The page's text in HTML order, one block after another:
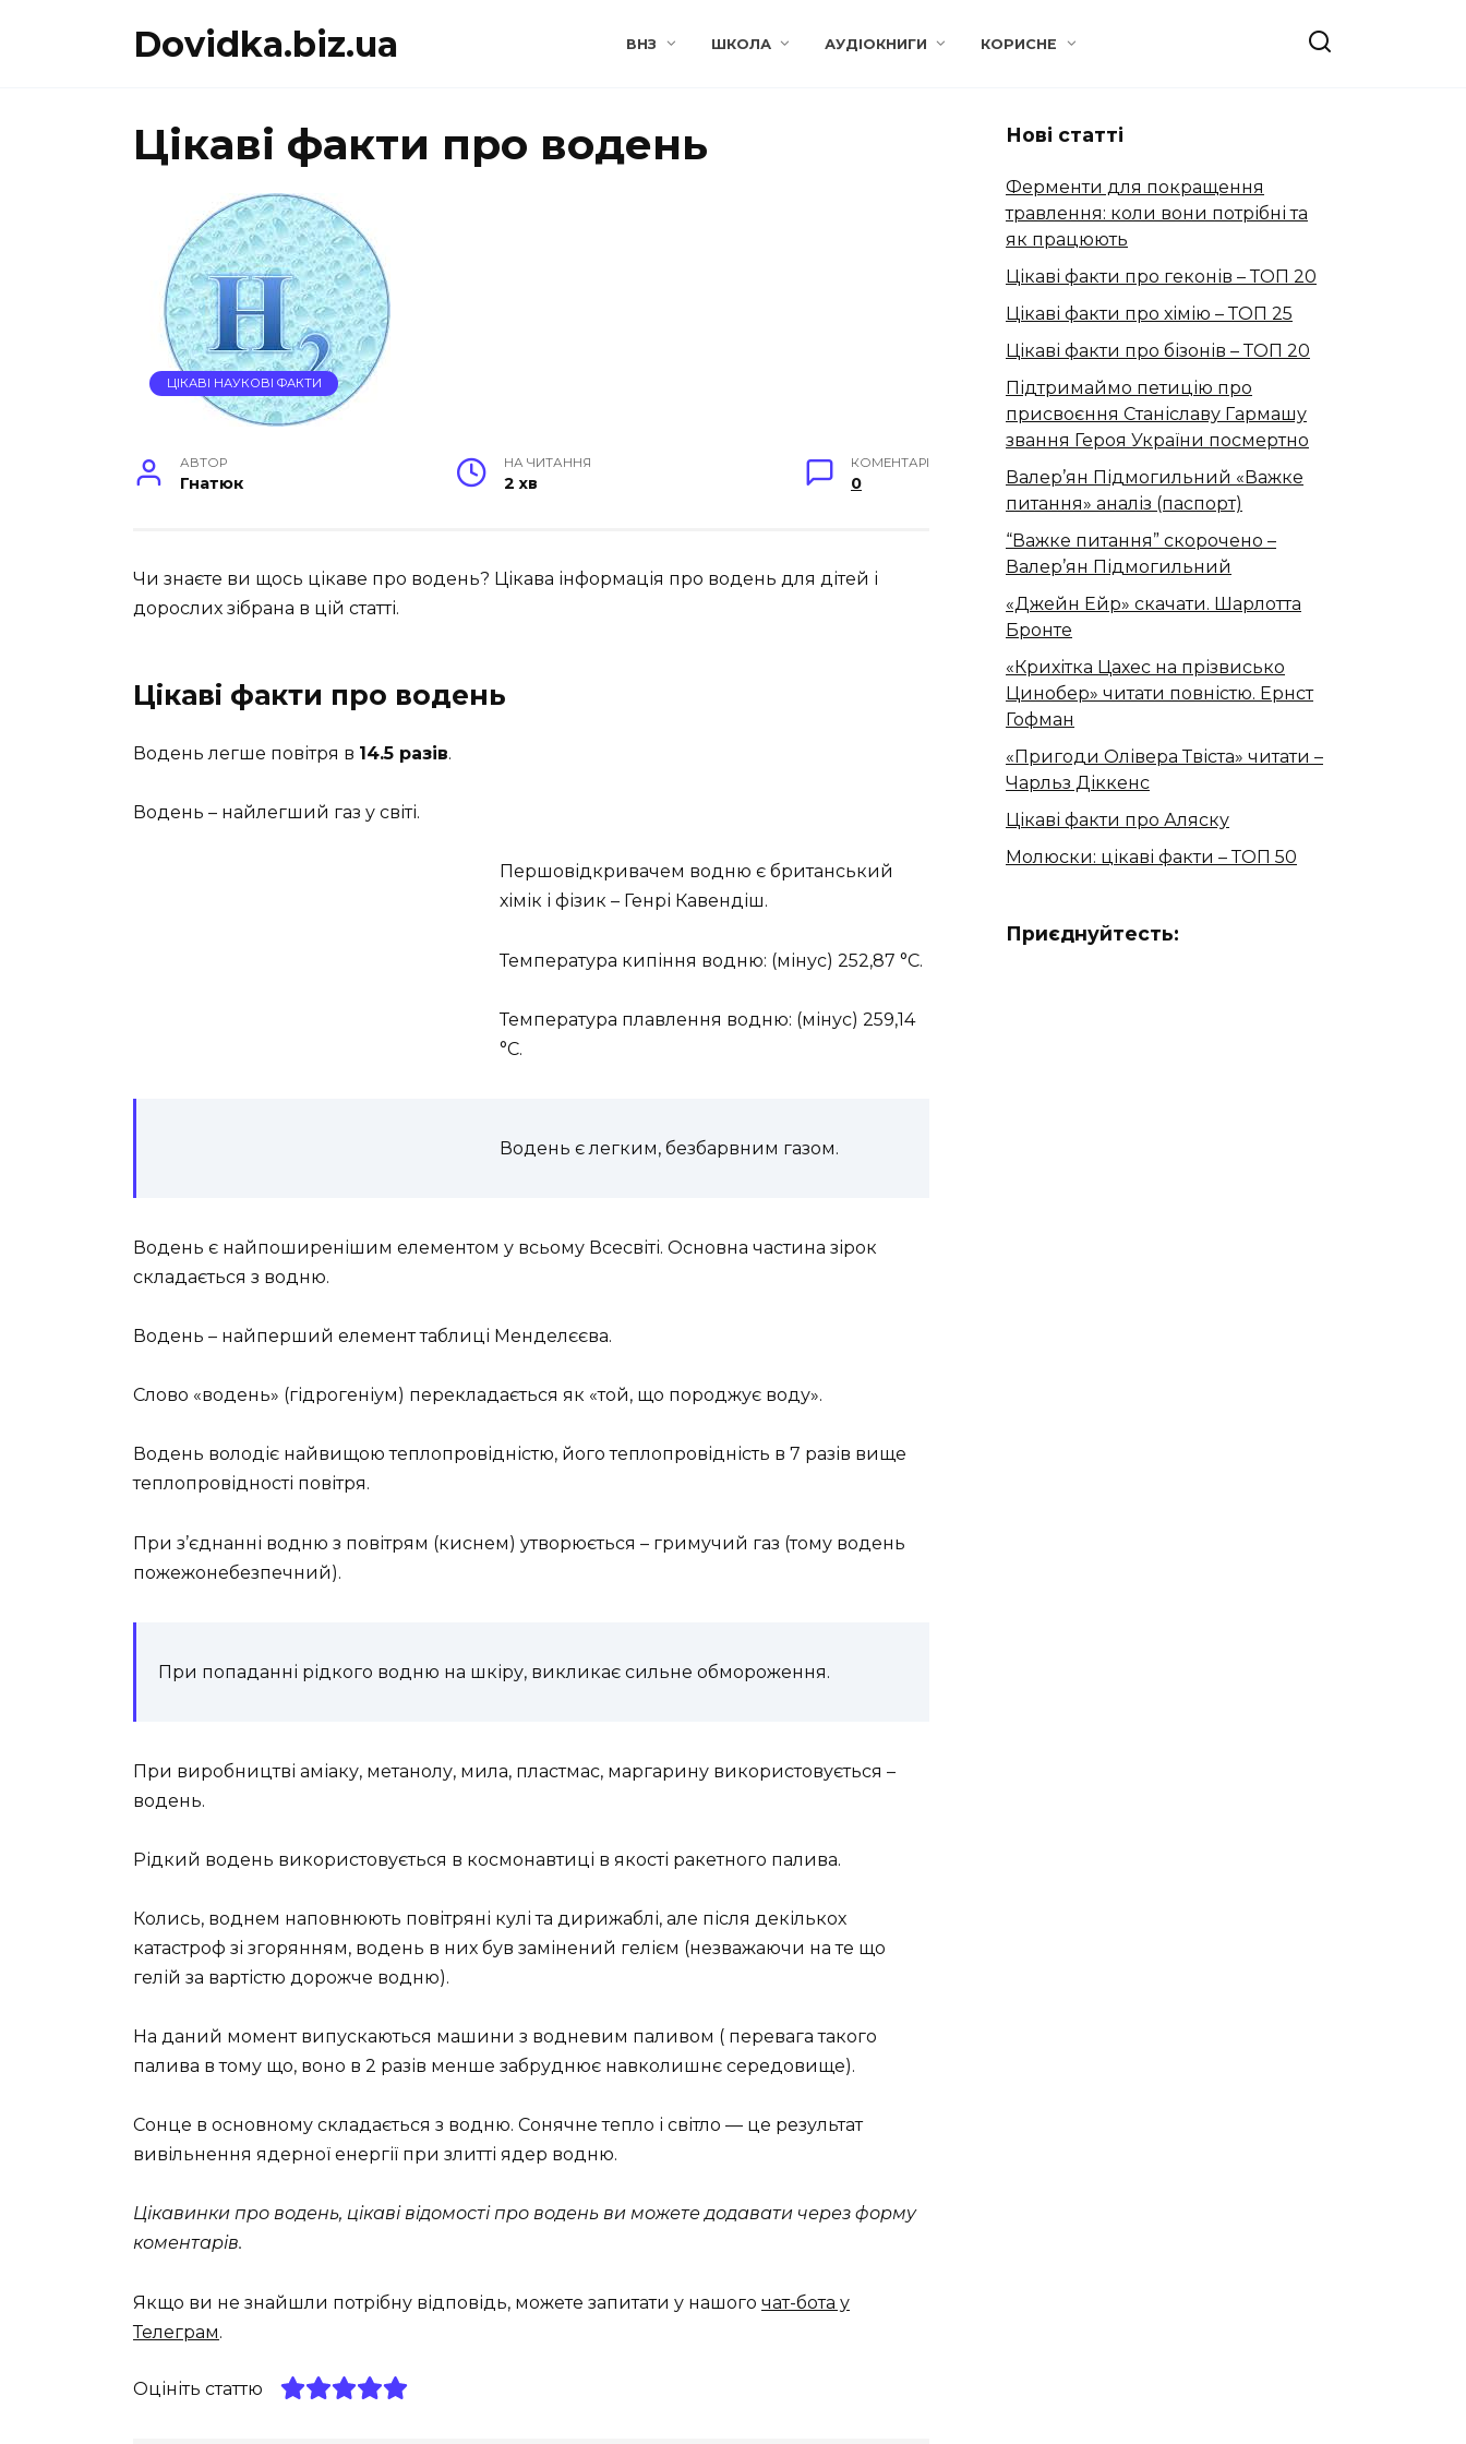
Dovidka.biz.ua ВНЗ ШКОЛА АУДІОКНИГИ КОРИСНЕ
Цікаві факти про водень
ЦІКАВІ НАУКОВІ ФАКТИ
АВТОР
Гнатюк
НА ЧИТАННЯ
2 хв
КОМЕНТАРІ
0
Чи знаєте ви щось цікаве про водень? Цікава інформація про водень для дітей і
дорослих зібрана в цій статті.
Цікаві факти про водень
Водень легше повітря в 14.5 разів.
Водень – найлегший газ у світі.
Першовідкривачем водню є британський
хімік і фізик – Генрі Кавендіш.
Температура кипіння водню: (мінус) 252,87 °С.
Температура плавлення водню: (мінус) 259,14
°С.
Водень є легким, безбарвним газом.
Водень є найпоширенішим елементом у всьому Всесвіті. Основна частина зірок
складається з водню.
Водень – найперший елемент таблиці Менделєєва.
Слово «водень» (гідрогеніум) перекладається як «той, що породжує воду».
Водень володіє найвищою теплопровідністю, його теплопровідність в 7 разів вище
теплопровідності повітря.
При з’єднанні водню з повітрям (киснем) утворюється – гримучий газ (тому водень
пожежонебезпечний).
При попаданні рідкого водню на шкіру, викликає сильне обмороження.
При виробництві аміаку, метанолу, мила, пластмас, маргарину використовується –
водень.
Рідкий водень використовується в космонавтиці в якості ракетного палива.
Колись, воднем наповнюють повітряні кулі та дирижаблі, але після декількох
катастроф зі згорянням, водень в них був замінений гелієм (незважаючи на те що
гелій за вартістю дорожче водню).
На даний момент випускаються машини з водневим паливом ( перевага такого
палива в тому що, воно в 2 разів менше забруднює навколишнє середовище).
Сонце в основному складається з водню. Сонячне тепло і світло — це результат
вивільнення ядерної енергії при злитті ядер водню.
Цікавинки про водень, цікаві відомості про водень ви можете додавати через форму
коментарів.
Якщо ви не знайшли потрібну відповідь, можете запитати у нашого чат-бота у
Телеграм.
Оцініть статтю
Нові статті
Ферменти для покращення
травлення: коли вони потрібні та
як працюють
Цікаві факти про геконів – ТОП 20
Цікаві факти про хімію – ТОП 25
Цікаві факти про бізонів – ТОП 20
Підтримаймо петицію про
присвоєння Станіславу Гармашу
звання Героя України посмертно
Валер’ян Підмогильний «Важке
питання» аналіз (паспорт)
“Важке питання” скорочено –
Валер’ян Підмогильний
«Джейн Ейр» скачати. Шарлотта
Бронте
«Крихітка Цахес на прізвисько
Цинобер» читати повністю. Ернст
Гофман
«Пригоди Олівера Твіста» читати –
Чарльз Діккенс
Цікаві факти про Аляску
Молюски: цікаві факти – ТОП 50
Приєднуйтесть: